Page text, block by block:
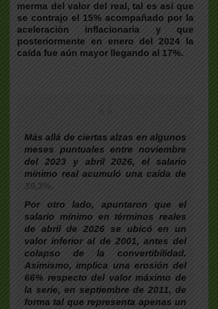
merma del valor del real, tal es así que
se contrajo el 15% acompañado por la
aceleración inflacionaria y que
posteriormente en enero del 2024 la
caída fue aún mayor llegando al 17%.
Más allá de ciertas alzas en algunos
meses puntuales entre noviembre
del 2023 y abril 2026, el salario
mínimo real acumuló una caída de
39,3%.
Por otro lado, apuntaron que el
salario mínimo en términos reales
de abril de 2026 se ubicó en un
valor inferior al de 2001, antes del
colapso de la convertibilidad.
Asimismo, implica una erosión del
66% respecto del valor máximo de
la serie, en septiembre de 2011, de
forma tal que representa apenas un